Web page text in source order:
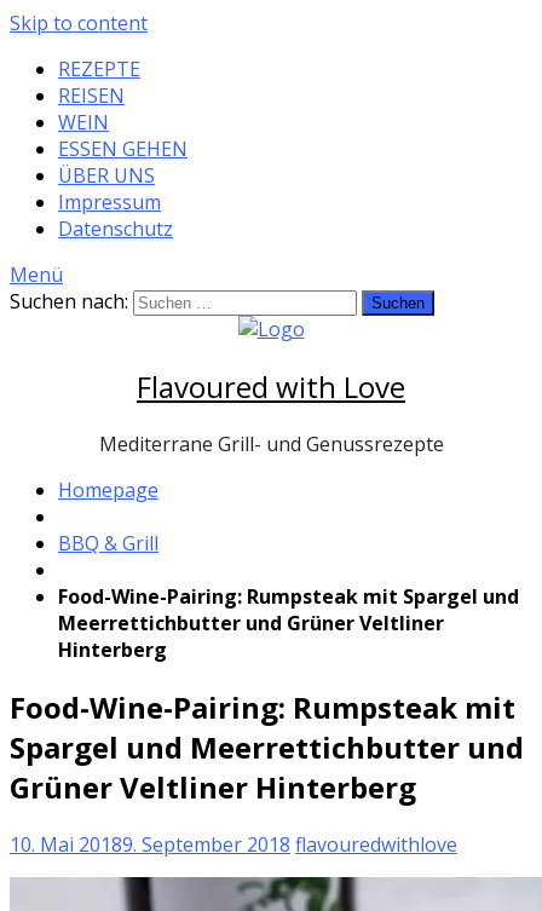
Skip to content
REZEPTE
REISEN
WEIN
ESSEN GEHEN
ÜBER UNS
Impressum
Datenschutz
Menü
Suchen nach:
Flavoured with Love
Mediterrane Grill- und Genussrezepte
Homepage
BBQ & Grill
Food-Wine-Pairing: Rumpsteak mit Spargel und
Meerrettichbutter und Grüner Veltliner
Hinterberg
Food-Wine-Pairing: Rumpsteak mit
Spargel und Meerrettichbutter und
Grüner Veltliner Hinterberg
10. Mai 20189. September 2018 flavouredwithlove